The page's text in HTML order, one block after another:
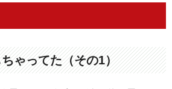
ゃってた（その1）